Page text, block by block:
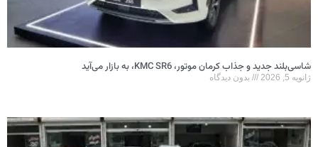
شاسی‌بلند جدید و جذاب کرمان موتور، KMC SR6، به بازار می‌آید
ژانویه 5, 2026 بدون دیدگاه